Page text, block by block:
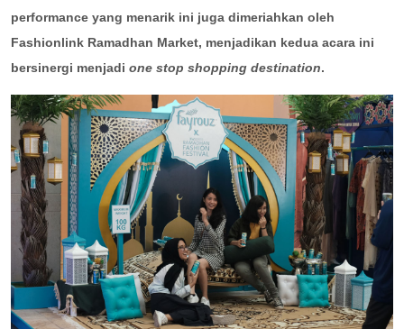
performance yang menarik ini juga dimeriahkan oleh
Fashionlink Ramadhan Market, menjadikan kedua acara ini
bersinergi menjadi one stop shopping destination.